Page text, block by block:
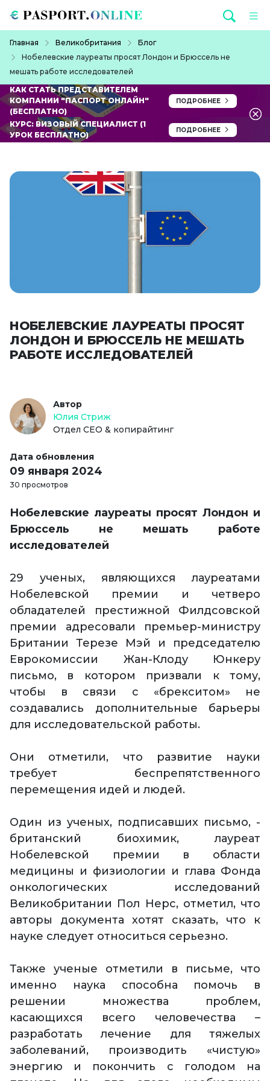
Главная Великобритания
Блог
Нобелевские лауреаты просят Лондон и Брюссель не
мешать работе исследователей
КАК СТАТЬ ПРЕДСТАВИТЕЛЕМ
КОМПАНИИ "ПАСПОРТ ОНЛАЙН"
(БЕСПЛАТНО)
ПОДРОБНЕЕ
КУРС: ВИЗОВЫЙ СПЕЦИАЛИСТ (1
УРОК БЕСПЛАТНО)
ПОДРОБНЕЕ
НОБЕЛЕВСКИЕ ЛАУРЕАТЫ ПРОСЯТ
ЛОНДОН И БРЮССЕЛЬ НЕ МЕШАТЬ
РАБОТЕ ИССЛЕДОВАТЕЛЕЙ
Автор
Юлия Стриж
Отдел СЕО & копирайтинг
Дата обновления
09 января 2024
30 просмотров
Нобелевские лауреаты просят Лондон и
Брюссель не мешать работе
исследователей
29 ученых, являющихся лауреатами
Нобелевской премии и четверо
обладателей престижной Филдсовской
премии адресовали премьер-министру
Британии Терезе Мэй и председателю
Еврокомиссии Жан-Клоду Юнкеру
письмо, в котором призвали к тому,
чтобы в связи с «брекситом» не
создавались дополнительные барьеры
для исследовательской работы.
Они отметили, что развитие науки
требует беспрепятственного
перемещения идей и людей.
Один из ученых, подписавших письмо, -
британский биохимик, лауреат
Нобелевской премии в области
медицины и физиологии и глава Фонда
онкологических исследований
Великобритании Пол Нерс, отметил, что
авторы документа хотят сказать, что к
науке следует относиться серьезно.
Также ученые отметили в письме, что
именно наука способна помочь в
решении множества проблем,
касающихся всего человечества –
разработать лечение для тяжелых
заболеваний, производить «чистую»
энергию и покончить с голодом на